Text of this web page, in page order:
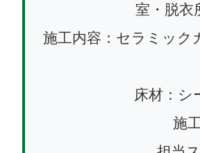
室・脱衣
施工内容：セラミック
床材：シ
施